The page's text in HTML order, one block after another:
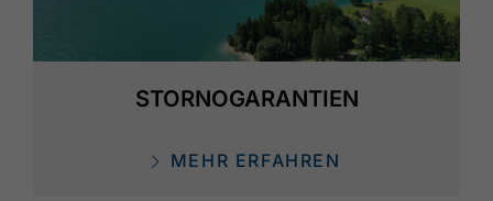
STORNOGARANTIEN
MEHR ERFAHREN